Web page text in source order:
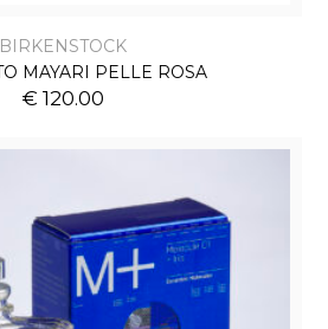
BIRKENSTOCK
MAYARI PELLE ROSA
€ 120.00